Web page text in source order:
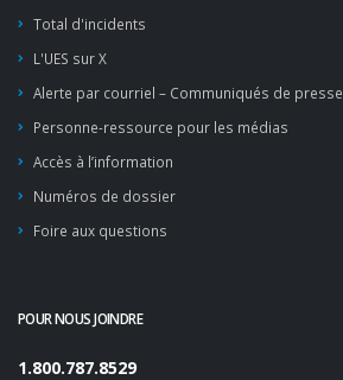
Total d'incidents
L'UES sur X
Alerte par courriel – Communiqués de presse
Personne-ressource pour les médias
Accès à l’information
Numéros de dossier
Foire aux questions
POUR NOUS JOINDRE
1.800.787.8529